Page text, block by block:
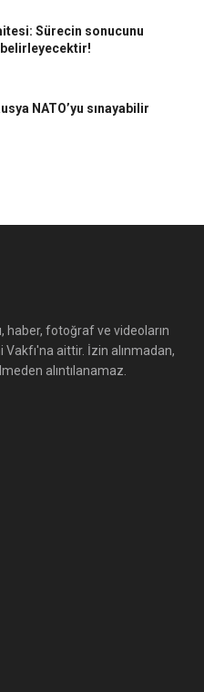
Sürecin sonucunu
NATO’yu sınayabilir
haber, fotoğraf ve videoların
aittir. İzin alınmadan,
alıntılanamaz.